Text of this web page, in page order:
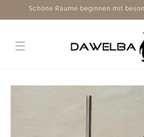
zum
Inhalt
Schöne Räume beginnen mit